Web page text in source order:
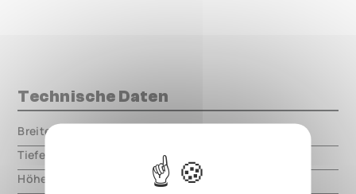
Technische Daten
Breite
Tiefe
Höhe
000.00 mm